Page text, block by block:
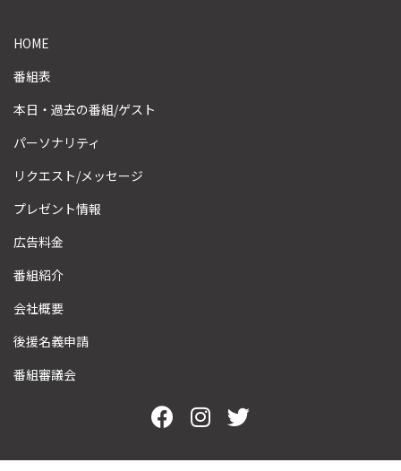
HOME
番組表
本日・過去の番組/ゲスト
パーソナリティ
リクエスト/メッセージ
プレゼント情報
広告料金
番組紹介
会社概要
後援名義申請
番組審議会